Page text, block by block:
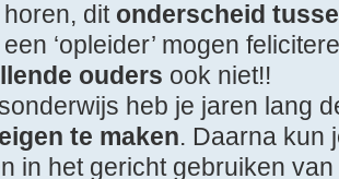
dit onderscheid
‘opleider’ mogen
ouders ook niet!!
heb je jaren lang
te maken. Daarna kun
in het gericht gebruiken